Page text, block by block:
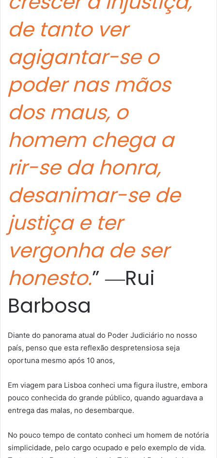
de tanto ver
agigantar-se o
poder nas mãos
dos maus, o
homem chega a
rir-se da honra,
desanimar-se de
justiça e ter
vergonha de ser
honesto.” ―Rui
Barbosa
Diante do panorama atual do Poder Judiciário no nosso
país, penso que esta reflexão despretensiosa seja
oportuna mesmo após 10 anos,
Em viagem para Lisboa conheci uma figura ilustre, embora
pouco conhecida do grande público, quando aguardava a
entrega das malas, no desembarque.
No pouco tempo de contato conheci um homem de notória
simplicidade, pelo cargo ocupado e pelo exemplo de vida.